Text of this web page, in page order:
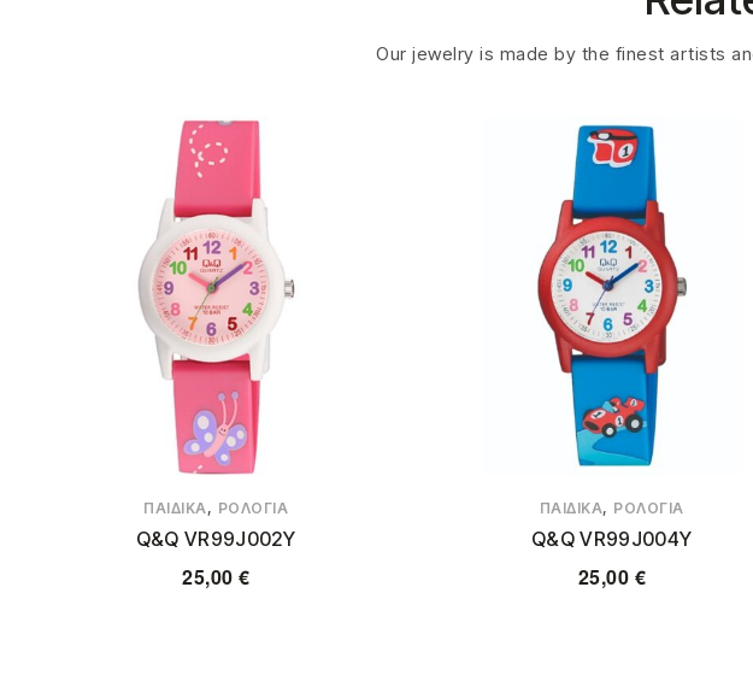
Our jewelry is made by the finest artists
ΠΑΙΔΙΚΆ , ΡΟΛΌΓΙΑ
Q&Q VR99J002Y
25,00 €
ΠΑΙΔΙΚΆ, ΡΟΛΌΓΙΑ
Q&Q VR99J004Y
25,00 €